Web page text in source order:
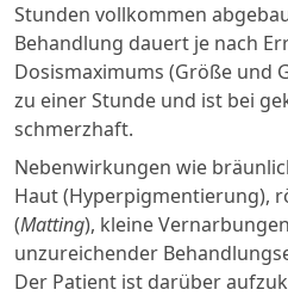
Stunden vollkommen
Behandlung dauert je nach
Dosismaximums (Größe und
zu einer Stunde und ist bei
schmerzhaft.
Nebenwirkungen wie
Haut (Hyperpigmentierung),
(Matting), kleine
unzureichender
Der Patient ist darüber